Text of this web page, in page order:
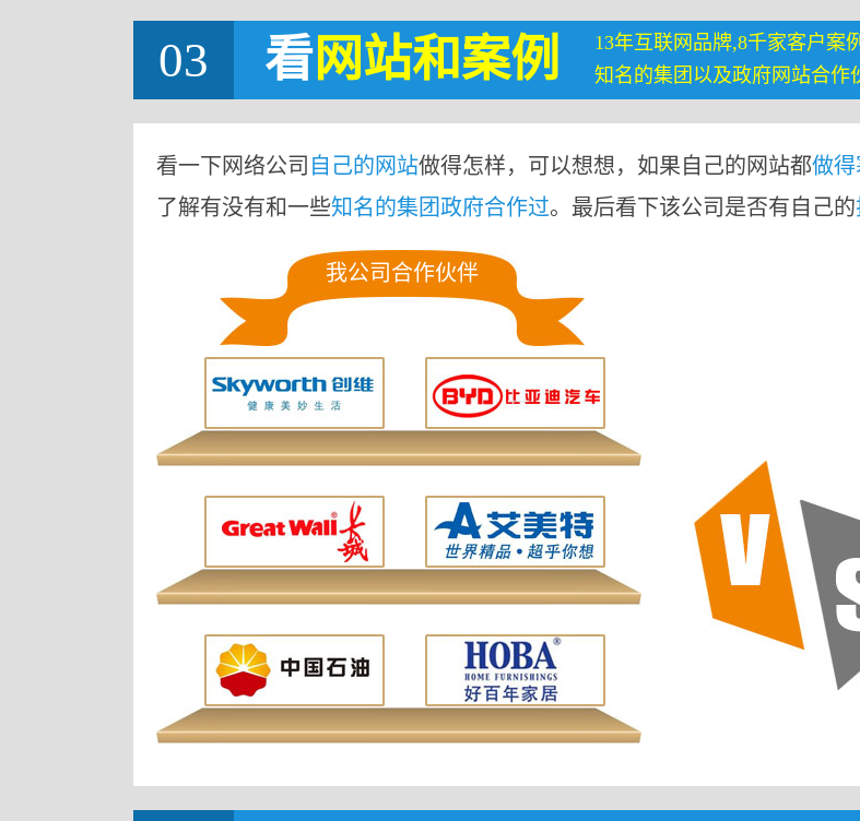
03 看网站和案例
13年互联网品牌,8千家客户案例
知名的集团以及政府网站合作
看一下网络公司 自己的网站做得怎样，可以想想，如果自己的网站都做得
了解有没有和一些知名的集团政府合作过。最后看下该公司是否有自己的
我公司合作伙伴